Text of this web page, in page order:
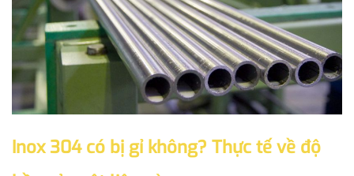
Inox 304 có bị gỉ không? Thực tế về độ